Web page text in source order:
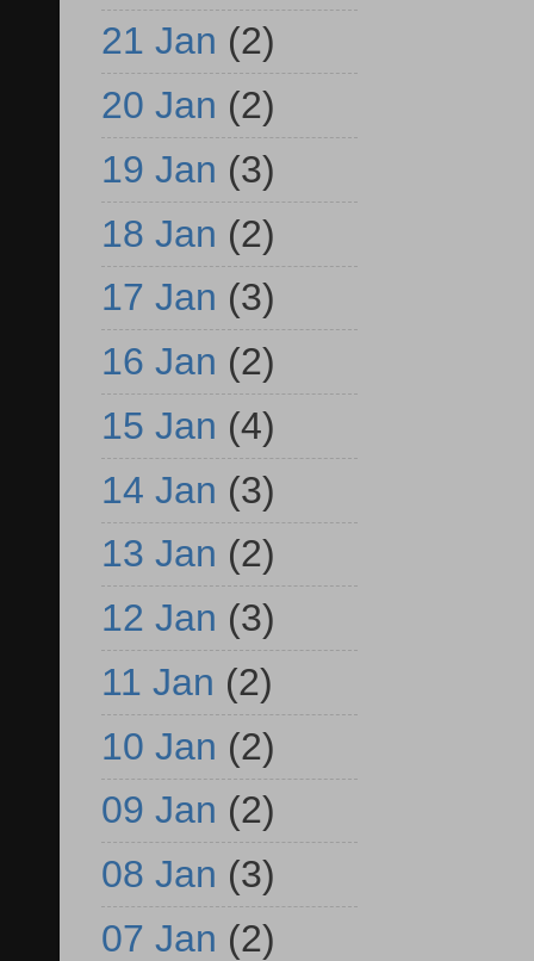
21 Jan (2)
20 Jan (2)
19 Jan (3)
18 Jan (2)
17 Jan (3)
16 Jan (2)
15 Jan (4)
14 Jan (3)
13 Jan (2)
12 Jan (3)
11 Jan (2)
10 Jan (2)
09 Jan (2)
08 Jan (3)
07 Jan (2)